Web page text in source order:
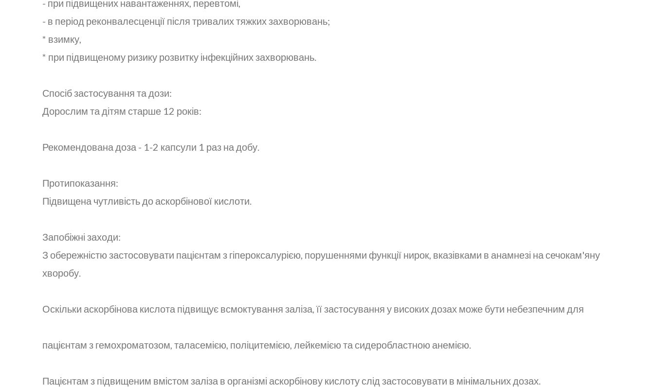
- при підвищених навантаженнях, перевтомі,
- в період реконвалесценції після тривалих тяжких захворювань;
* взимку,
* при підвищеному ризику розвитку інфекційних захворювань.
Спосіб застосування та дози:
Дорослим та дітям старше 12 років:
Рекомендована доза - 1-2 капсули 1 раз на добу.
Протипоказання:
Підвищена чутливість до аскорбінової кислоти.
Запобіжні заходи:
З обережністю застосовувати пацієнтам з гіпероксалурією, порушеннями функції нирок, вказівками в анамнезі на сечокам'яну
хворобу.
Оскільки аскорбінова кислота підвищує всмоктування заліза, її застосування у високих дозах може бути небезпечним для
пацієнтам з гемохроматозом, таласемією, поліцитемією, лейкемією та сидеробластною анемією.
Пацієнтам з підвищеним вмістом заліза в організмі аскорбінову кислоту слід застосовувати в мінімальних дозах.